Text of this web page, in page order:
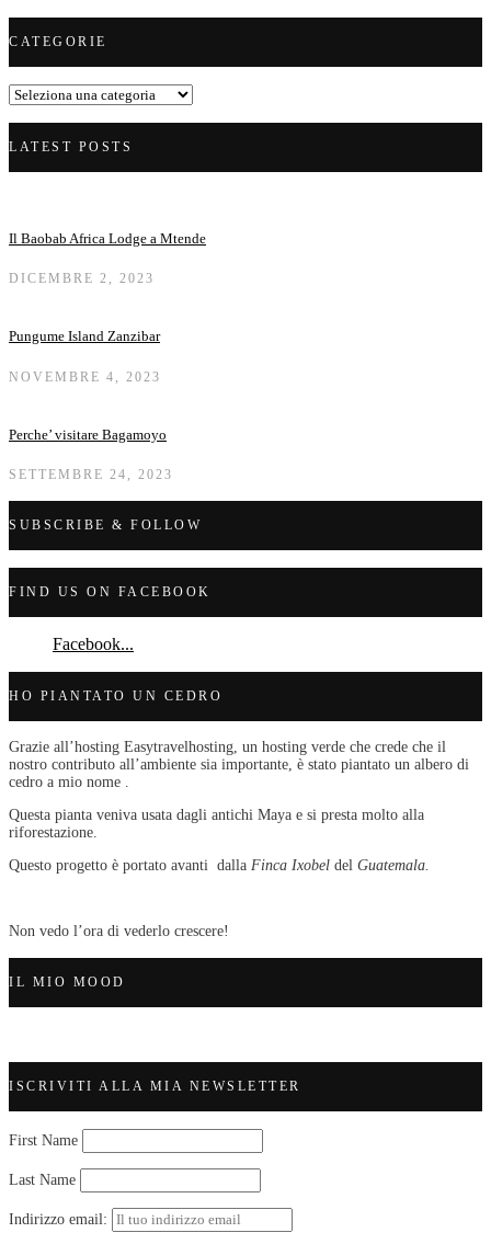
CATEGORIE
Categorie
LATEST POSTS
Il Baobab Africa Lodge a Mtende
DICEMBRE 2, 2023
Pungume Island Zanzibar
NOVEMBRE 4, 2023
Perche’ visitare Bagamoyo
SETTEMBRE 24, 2023
SUBSCRIBE & FOLLOW
FIND US ON FACEBOOK
Facebook...
HO PIANTATO UN CEDRO
Grazie all’hosting Easytravelhosting, un hosting verde che crede che il
nostro contributo all’ambiente sia importante, è stato piantato un albero di
cedro a mio nome .
Questa pianta veniva usata dagli antichi Maya e si presta molto alla
riforestazione.
Questo progetto è portato avanti dalla Finca Ixobel del Guatemala.
Non vedo l’ora di vederlo crescere!
IL MIO MOOD
ISCRIVITI ALLA MIA NEWSLETTER
First Name
Last Name
Indirizzo email: